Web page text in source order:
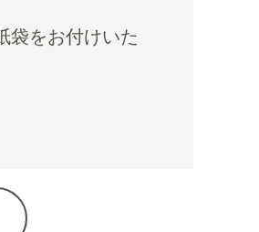
袋をお付けいた